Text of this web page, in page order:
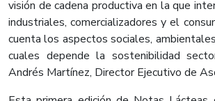
visión de cadena productiva en la que
industriales, comercializadores y el
cuenta los aspectos sociales,
cuales depende la sostenibilidad
Andrés Martínez, Director Ejecutivo de